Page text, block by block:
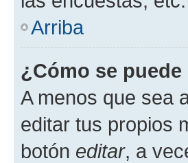
Arriba
¿Cómo se
A menos que sea
editar tus propios
botón editar, a